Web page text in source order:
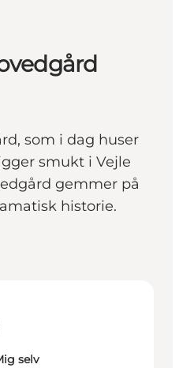
som i dag huser
smukt i Vejle
gemmer på
historie.
selv